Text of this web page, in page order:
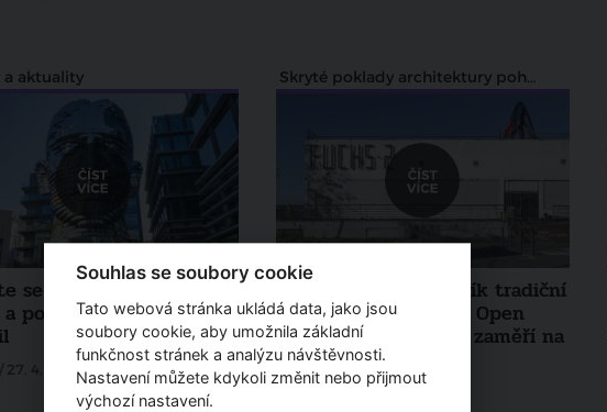
a aktuality
se po stopách Franze
poznejte místa, kde žil
27. 4. 2024
Skryté poklady architektury pohledem Zdeňka Lukeše
Jubilejní desátý ročník tradiční
architektonické akce Open
House Praha se letos zaměří na
významná výročí
Článek / 10. 4. 2024
Souhlas se soubory cookie
Tato webová stránka ukládá data, jako jsou
soubory cookie, aby umožnila základní
funkčnost stránek a analýzu návštěvnosti.
Nastavení můžete kdykoli změnit nebo přijmout
výchozí nastavení.